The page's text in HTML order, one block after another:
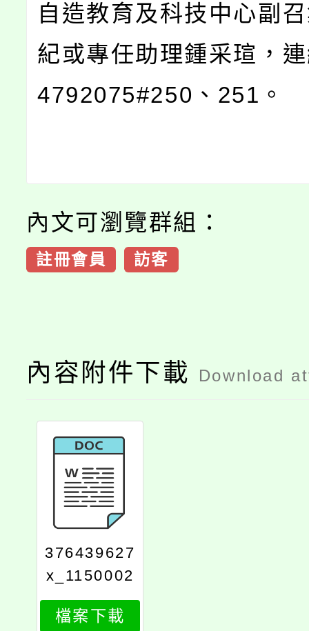
自造教育及科技中心副
紀或專任助理鍾采瑄，
4792075#250、251。
內文可瀏覽群組：
註冊會員 訪客
內容附件下載 Download
376439627
x_1150002
481_attach
1
檔案下載